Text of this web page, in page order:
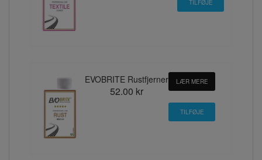
EVOBRITE Rustfjerner
52.00 kr
LÆR MERE